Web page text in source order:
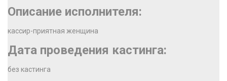
Описание исполнителя:
кассир-приятная женщина
Дата проведения кастинга:
без кастинга